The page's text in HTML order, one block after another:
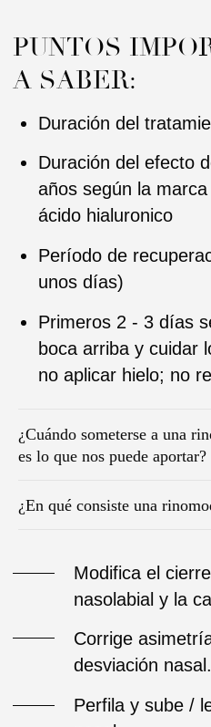
Primeros 2 - 3 días se
boca arriba y cuidar los golpes
no aplicar hielo; no realizar
¿Cuándo someterse a una
es lo que nos puede aportar?
¿En qué consiste una
nasolabial y la caída de la
Perfila y sube / levanta la
nasal.
Mejora las irregularidades
del caballete como la punta
Corrige asimetrías y
poseen un caballete muy
marcado, ya que la
rinomodelación no permite
PRECIO: DESDE